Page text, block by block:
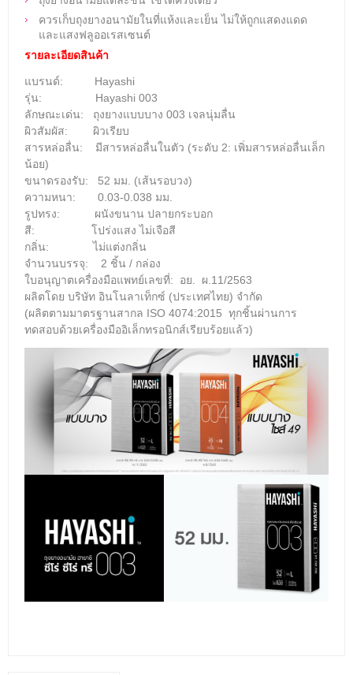
ควรเก็บถุงยางอนามัยในที่แห้งและเย็น ไม่ให้ถูกแสดงแดด
และแสงฟลูออเรสเซนต์
รายละเอียดสินค้า
แบรนด์: Hayashi
รุ่น: Hayashi 003
ลักษณะเด่น:
ถุงยางแบบบาง 003 เจลนุ่มลื่น
ผิวสัมผัส: ผิวเรียบ
สารหล่อลื่น: มีสารหล่อลื่นในตัว (ระดับ 2: เพิ่มสารหล่อลื่นเล็ก
น้อย)
ขนาดรองรับ: 52 มม. (เส้นรอบวง)
ความหนา: 0.03-0.038 มม.
รูปทรง: ผนังขนาน ปลายกระบอก
สี: โปร่งแสงไม่เจือสี
กลิ่น: ไม่แต่งกลิ่น
จำนวนบรรจุ: 2 ชิ้น / กล่อง
ใบอนุญาตเครื่องมือแพทย์เลขที่: อย. ผ.11/2563
ผลิตโดย บริษัท อินโนลาเท็กซ์ (ประเทศไทย) จำกัด
(ผลิตตามมาตรฐานสากล ISO 4074:2015 ทุกชิ้นผ่านการ
ทดสอบด้วยเครื่องมืออิเล็กทรอนิกส์เรียบร้อยแล้ว)